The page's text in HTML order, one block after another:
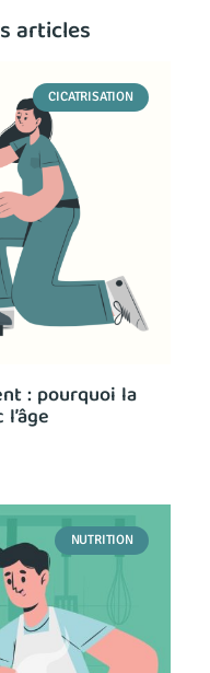
articles
CICATRISATION
: pourquoi la
NUTRITION